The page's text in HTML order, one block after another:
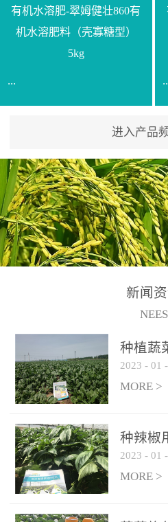
复配其他农药、肥料并提
高药效，间隔2-3周，可连
释均匀喷施苗床;移栽前一
天，用同样方法再喷施一
次。移栽前使用，储存在
苗株体内，移栽后，逐步
释放并快速补充营养。3、
作为补氮肥使用：30-100
倍喷施，在开花前期、幼
果期及采摘后各施一次，
间隔2-3周喷施一次。4、
作为叶面肥喷施使用：稀
周喷施一次。5、冲施及滴
灌：亩用量2-3公斤，冲施
进水75%后再进肥效果更
佳。
有机水溶肥-翠姆健壮860有
机水溶肥料（壳寡糖型）
5kg
...
【通用名称】有机水溶肥
料【产品剂型】水剂【产
品规格】5kg、20kg【技术
指标】有机质≥200g/L、
N+K2O70g/L、PH:6.5-
8.5、水不溶物≤50g/L【执
行标准】NY/T3831-
(2019)准字15306号【使用
灌及无土栽培和营养液的
配方施肥。1、苗期冲施、
滴灌:3-5kg/亩/次(45-75kg/
公顷/次)。2、花前花后或
生长前期︰冲施、滴灌2.5-
5kg/亩/次配合大量元素水
溶肥一起使用，花芽、花
苞饱满，座果率高。3、幼
进入产品
新闻
NEES
种植蔬
2023 - 01 -
MORE >
种辣椒
2023 - 01 -
MORE >